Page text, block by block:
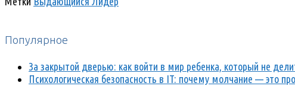
Популярное
За закрытой дверью: как войти в мир ребенка, который не
Психологическая безопасность в IT: почему молчание — это